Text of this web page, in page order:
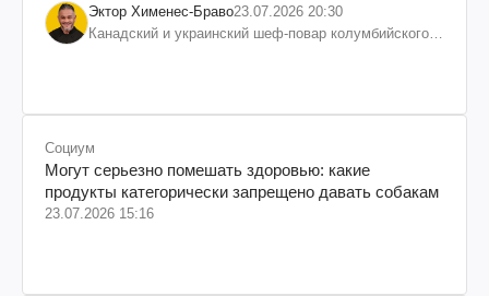
Эктор Хименес-Браво23.07.2026 20:30
Канадский и украинский шеф-повар колумбийского
Социум
Могут серьезно помешать здоровью: какие
продукты категорически запрещено давать собакам
23.07.2026 15:16